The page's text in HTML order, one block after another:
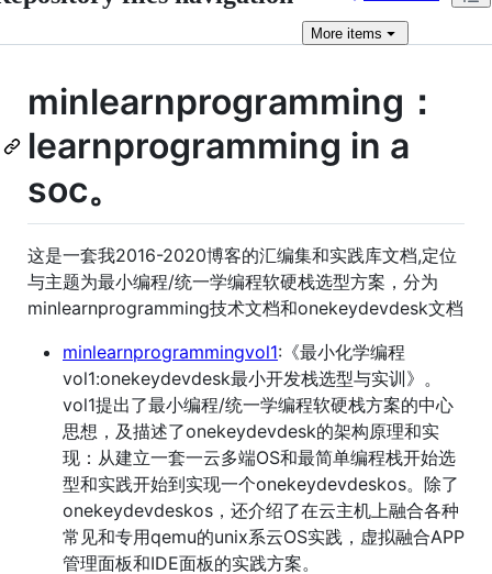
More items
minlearnprogramming：
learnprogramming in a
soc。
这是一套我2016-2020博客的汇编集和实践库文档,定位
与主题为最小编程/统一学编程软硬栈选型方案，分为
minlearnprogramming技术文档和onekeydevdesk文档
minlearnprogrammingvol1:《最小化学编程
vol1:onekeydevdesk最小开发栈选型与实训》。
vol1提出了最小编程/统一学编程软硬栈方案的中心
思想，及描述了onekeydevdesk的架构原理和实
现：从建立一套一云多端OS和最简单编程栈开始选
型和实践开始到实现一个onekeydevdeskos。除了
onekeydevdeskos，还介绍了在云主机上融合各种
常见和专用qemu的unix系云OS实践，虚拟融合APP
管理面板和IDE面板的实践方案。